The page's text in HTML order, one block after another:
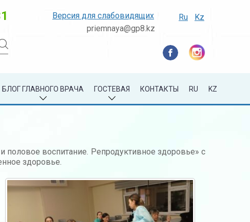
Версия для слабовидящих
priemnaya@gp8.kz
Ru Kz
БЛОГ ГЛАВНОГО ВРАЧА ГОСТЕВАЯ КОНТАКТЫ RU KZ
воспитание. Репродуктивное здоровье» с
здоровье.